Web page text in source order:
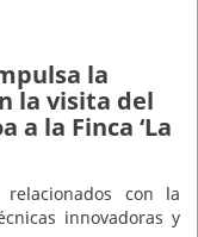
la
la visita del
a la Finca ‘La
con la
innovadoras y